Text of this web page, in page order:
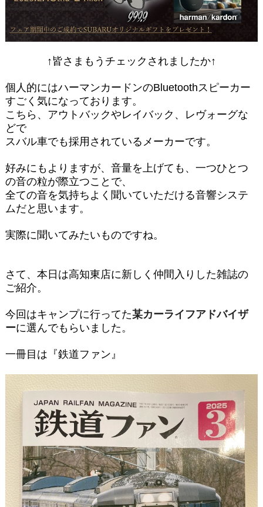
↑皆さまもうチェックされましたか↑
個人的にはハーマンカードンのBluetoothスピーカー
すごく気になっております。
こちら、アウトバックやレイバック、レヴォーグな
どで
スバル車でも採用されているメーカーです。
好みにもよりますが、音量を上げても、一つひとつ
の音の粒が際立つことで、
全ての音を気持ちよく聞いていただける音響システ
ムだと思います。
実際に聞いてみたいものですね。
さて、本日は高知東店に新しく仲間入りした雑誌の
ご紹介。
今回はキャンプに行ってた某カーライフアドバイザ
ーに選んでもらいました。
一冊目は『鉄道ファン』